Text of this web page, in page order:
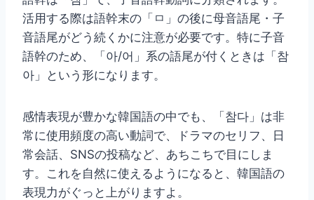
活用する際は語幹末の「ㅁ」の後に母音語尾・子
音語尾がどう続くかに注意が必要です。特に子音
語幹のため、「아/어」系の語尾が付くときは「참
아」という形になります。
感情表現が豊かな韓国語の中でも、「참다」は非
常に使用頻度の高い動詞で、ドラマのセリフ、日
常会話、SNSの投稿など、あちこちで目にしま
す。これを自然に使えるようになると、韓国語の
表現力がぐっと上がりますよ。